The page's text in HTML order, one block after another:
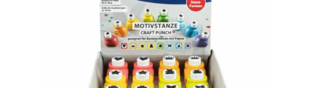
Die
Optionen
können
auf
der
Produktseite